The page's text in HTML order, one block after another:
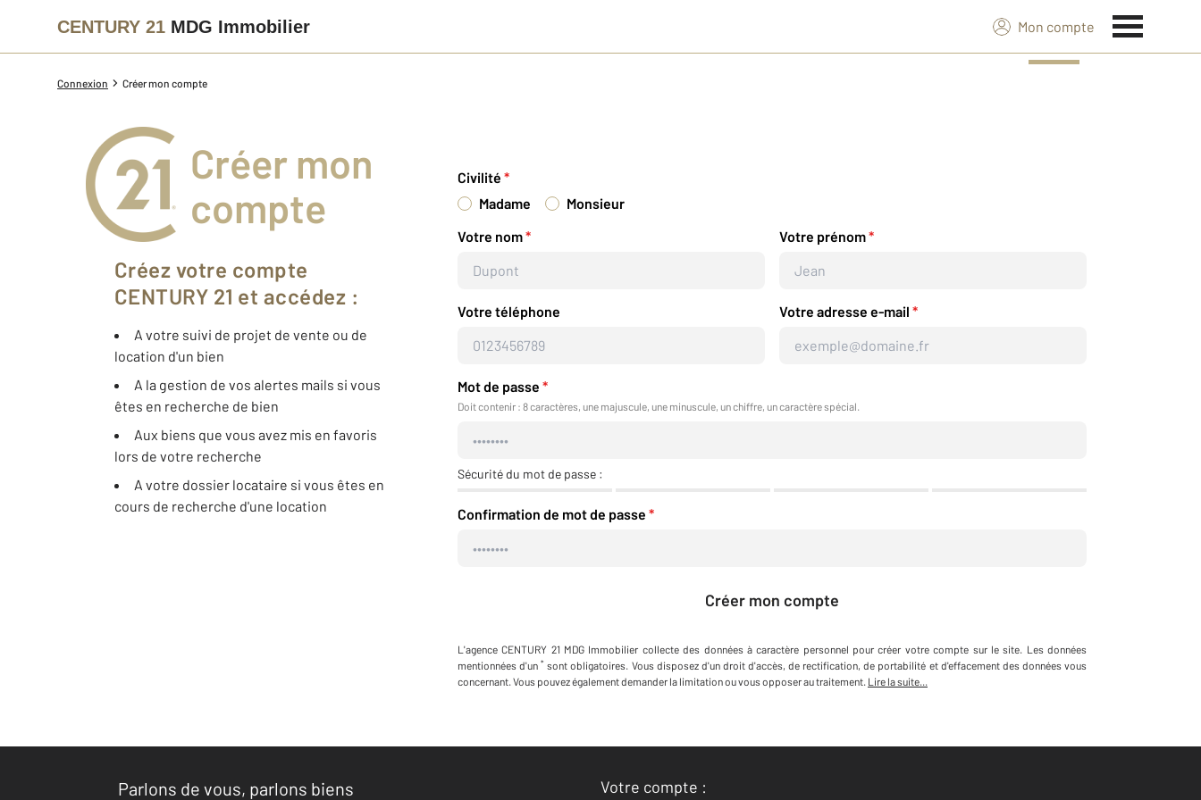
CENTURY 21 MDG Immobilier Mon compte
Connexion Créer mon compte
Créer mon
compte
Créez votre compte
CENTURY 21 et accédez :
A votre suivi de projet de vente ou de
location d'un bien
A la gestion de vos alertes mails si vous
êtes en recherche de bien
Aux biens que vous avez mis en favoris
lors de votre recherche
A votre dossier locataire si vous êtes en
cours de recherche d'une location
Civilité *
Madame
Monsieur
Votre nom* Votre prénom*
Votre téléphone Votre adresse e-mail *
Mot de passe *
Doit contenir : 8 caractères, une majuscule, une minuscule, un chiffre, un caractère spécial.
Sécurité du mot de passe :
Confirmation de mot de passe *
Créer mon compte
L'agence CENTURY 21 MDG Immobilier collecte des données à caractère personnel pour créer votre compte sur le site. Les données
mentionnées d'un * sont obligatoires. Vous disposez d'un droit d'accès, de rectification, de portabilité et d'effacement des données vous
concernant. Vous pouvez également demander la limitation ou vous opposer au traitement. Lire la suite...
Parlons de vous, parlons biens Votre compte :